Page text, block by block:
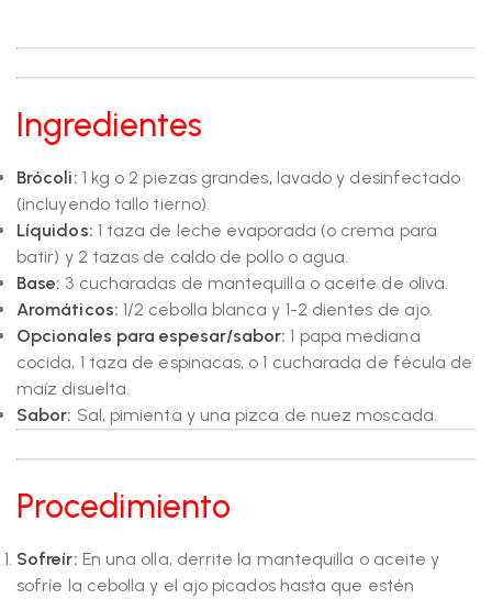
Ingredientes
Brócoli: 1 kg o 2 piezas grandes, lavado y desinfectado
(incluyendo tallo tierno).
Líquidos: 1 taza de leche evaporada (o crema para
batir) y 2 tazas de caldo de pollo o agua.
Base: 3 cucharadas de mantequilla o aceite de oliva.
Aromáticos: 1/2 cebolla blanca y 1-2 dientes de ajo.
Opcionales para espesar/sabor: 1 papa mediana
cocida, 1 taza de espinacas, o 1 cucharada de fécula de
maíz disuelta.
Sabor: Sal, pimienta y una pizca de nuez moscada.
Procedimiento
Sofreír: En una olla, derrite la mantequilla o aceite y
sofríe la cebolla y el ajo picados hasta que estén